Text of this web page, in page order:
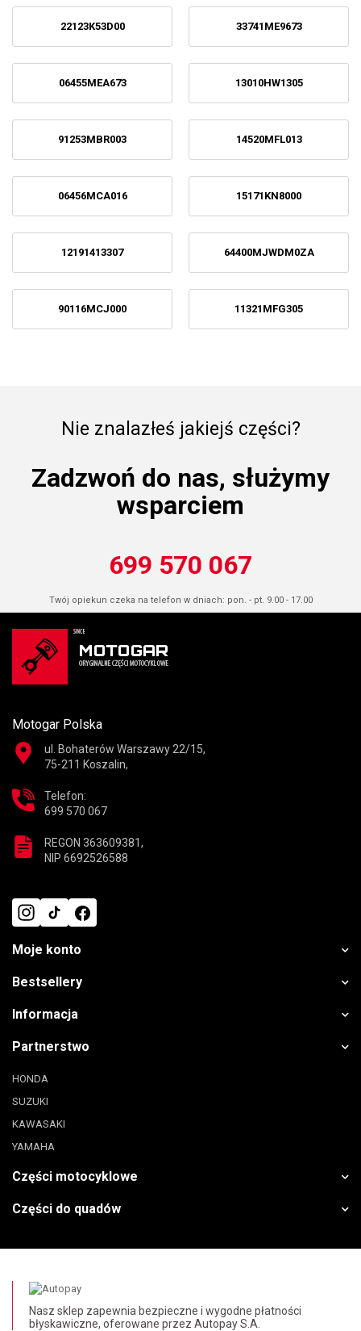
22123K53D00 33741ME9673
06455MEA673 13010HW1305
91253MBR003 14520MFL013
06456MCA016 15171KN8000
12191413307 64400MJWDM0ZA
90116MCJ000 11321MFG305
Nie znalazłeś jakiejś części?
Zadzwoń do nas, służymy
wsparciem
699 570 067
Twój opiekun czeka na telefon w dniach: pon. - pt. 9.00 - 17.00
Motogar Polska
ul. Bohaterów Warszawy 22/15,
75-211 Koszalin,
Telefon:
699 570 067
REGON 363609381,
NIP 6692526588
Moje konto
Bestsellery
Informacja
Partnerstwo
HONDA
SUZUKI
KAWASAKI
YAMAHA
Części motocyklowe
Części do quadów
Nasz sklep zapewnia bezpieczne i wygodne płatności
błyskawiczne, oferowane przez Autopay S.A.